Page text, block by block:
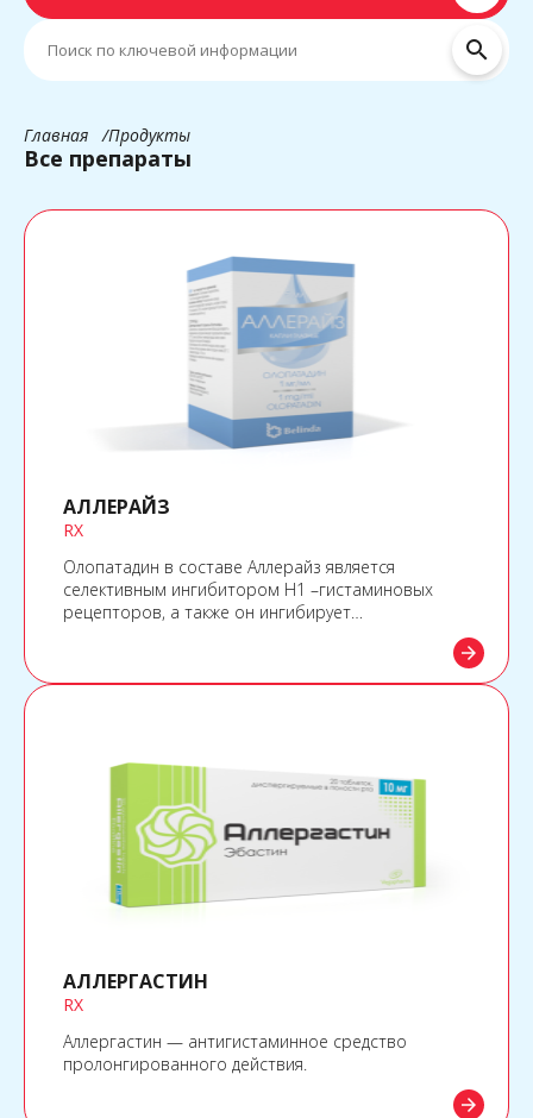
search
Все препараты
Главная Продукты
АЛЛЕРАЙЗ
RX
Олопатадин в составе Аллерайз является
селективным ингибитором Н1 –гистаминовых
рецепторов, а также он ингибирует
противоаллергическое (антигистаминное)
arrow_forward
АЛЛЕРГАСТИН
RX
Аллергастин — антигистаминное средство
пролонгированного действия.
arrow_forward